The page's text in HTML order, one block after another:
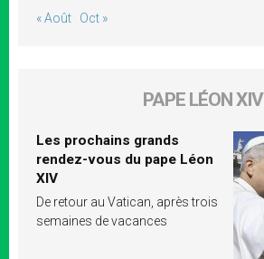
« Août Oct »
PAPE LÉON XIV
Les prochains grands
rendez-vous du pape Léon
XIV
De retour au Vatican, après trois
semaines de vacances